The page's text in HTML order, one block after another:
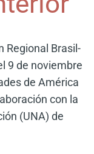
Regional Brasil-
9 de noviembre
de América
con la
(UNA) de